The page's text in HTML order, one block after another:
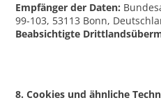
Empfänger der Daten:
99-103, 53113 Bonn,
Beabsichtigte
8. Cookies und ähnliche